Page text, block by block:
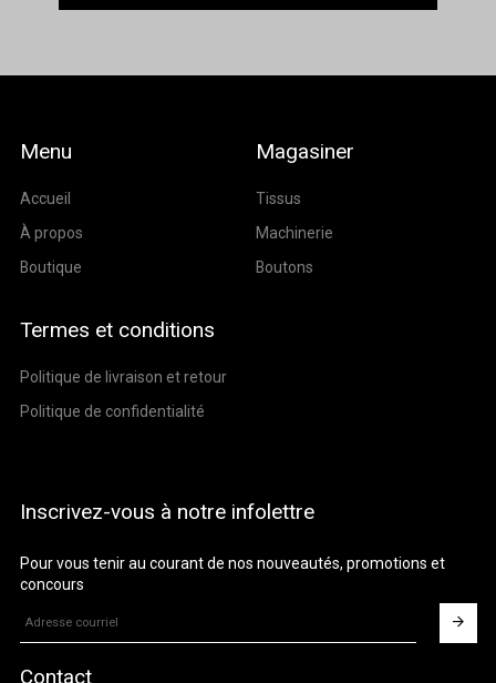
Menu
Accueil
À propos
Boutique
Magasiner
Tissus
Machinerie
Boutons
Termes et conditions
Politique de livraison et retour
Politique de confidentialité
Inscrivez-vous à notre infolettre
Pour vous tenir au courant de nos nouveautés, promotions et
concours
Contact